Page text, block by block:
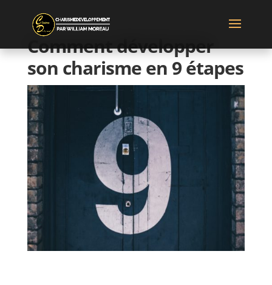
Comment développer
son charisme en 9 étapes